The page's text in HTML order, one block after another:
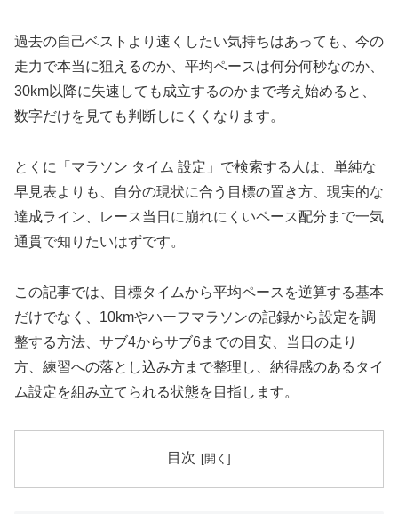
過去の自己ベストより速くしたい気持ちはあっても、今の
走力で本当に狙えるのか、平均ペースは何分何秒なのか、
30km以降に失速しても成立するのかまで考え始めると、
数字だけを見ても判断しにくくなります。
とくに「マラソン タイム 設定」で検索する人は、単純な
早見表よりも、自分の現状に合う目標の置き方、現実的な
達成ライン、レース当日に崩れにくいペース配分まで一気
通貫で知りたいはずです。
この記事では、目標タイムから平均ペースを逆算する基本
だけでなく、10kmやハーフマラソンの記録から設定を調
整する方法、サブ4からサブ6までの目安、当日の走り
方、練習への落とし込み方まで整理し、納得感のあるタイ
ム設定を組み立てられる状態を目指します。
目次